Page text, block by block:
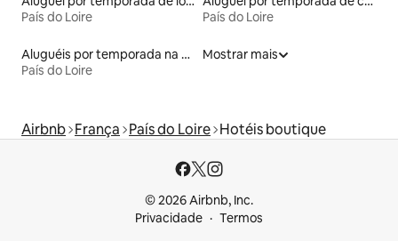
País do Loire
País do Loire
Aluguéis por temporada na orla
País do Loire
Mostrar mais
Airbnb França País do Loire Hotéis boutique
© 2026 Airbnb, Inc.
Privacidade
Termos